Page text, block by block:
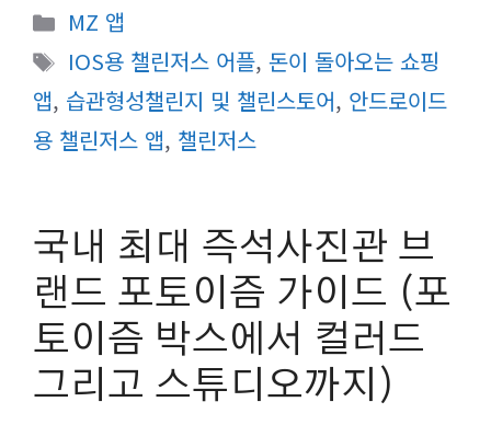
카
테
고
리
MZ 앱
태
그
IOS용 챌린저스 어플, 돈이 돌아오는 쇼핑
앱, 습관형성챌린지 및 챌린스토어, 안드로이드
용 챌린저스 앱, 챌린저스
국내 최대 즉석사진관 브
랜드 포토이즘 가이드 (포
토이즘 박스에서 컬러드
그리고 스튜디오까지)